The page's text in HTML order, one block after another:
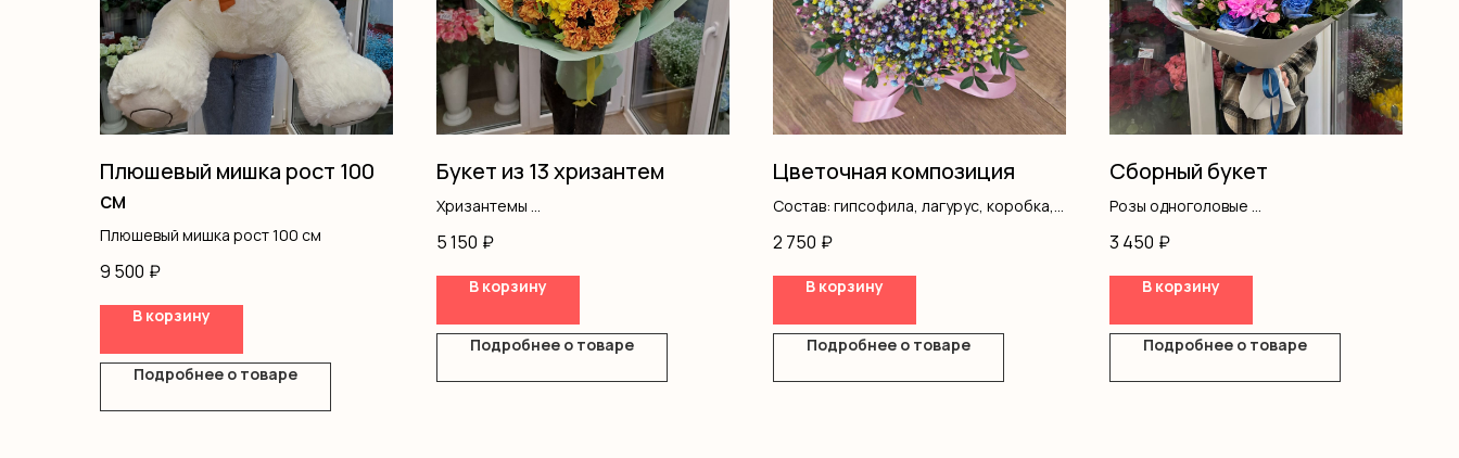
Плюшевый мишка рост 100
см
Плюшевый мишка рост 100 см
9 500 ₽
В корзину
Подробнее о товаре
Букет из 13 хризантем
Хризантемы
Оформление
5 150 ₽
В корзину
Подробнее о товаре
Цветочная композиция
Состав: гипсофила, лагурус, коробка,
2 750 ₽
В корзину
Подробнее о товаре
Сборный букет
Розы одноголовые
Диантус
Оформление
3 450 ₽
В корзину
Подробнее о товаре